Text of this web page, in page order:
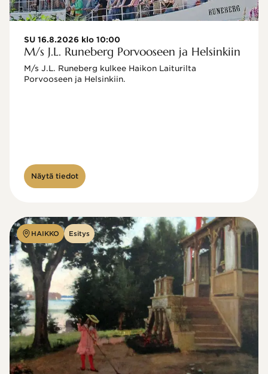
SU 16.8.2026 klo 10:00
M/s J.L. Runeberg Porvooseen ja Helsinkiin
M/s J.L. Runeberg kulkee Haikon Laiturilta
Porvooseen ja Helsinkiin.
Näytä tiedot
HAIKKO Esitys